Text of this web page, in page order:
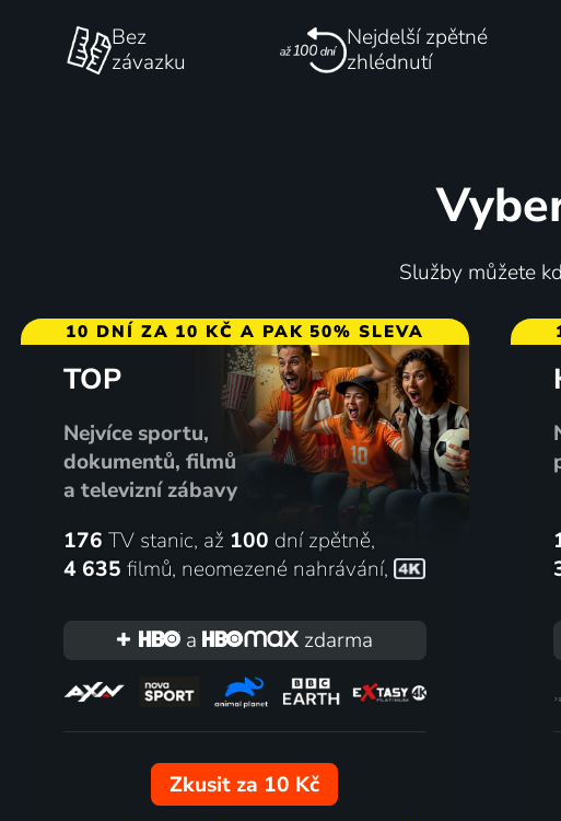
Bez
závazku
Nejdelší zpětné
zhlédnutí
Služby můžete
10 DNÍ ZA 10 KČ A PAK 50% SLEVA
TOP
Nejvíce sportu,
dokumentů, filmů
a televizní zábavy
176 TV stanic, až 100 dní zpětně,
4 635 filmů, neomezené nahrávání,
a zdarma
Zkusit za 10 Kč